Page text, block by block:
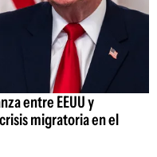
entre EEUU y
migratoria en el